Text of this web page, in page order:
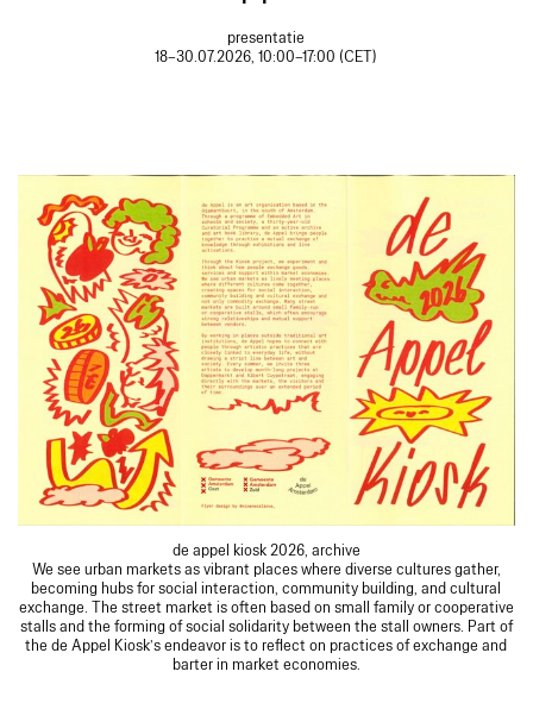
presentatie
18–30.07.2026, 10:00–17:00 (CET)
de appel kiosk 2026, archive
We see urban markets as vibrant places where diverse cultures gather,
becoming hubs for social interaction, community building, and cultural
exchange. The street market is often based on small family or cooperative
stalls and the forming of social solidarity between the stall owners. Part of
the de Appel Kiosk’s endeavor is to reflect on practices of exchange and
barter in market economies.